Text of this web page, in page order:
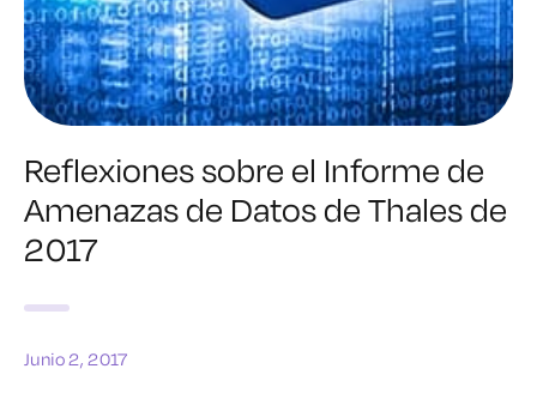
Reflexiones sobre el Informe de
Amenazas de Datos de Thales de
2017
Junio 2, 2017